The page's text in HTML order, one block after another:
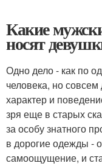
Какие
носят
Одно дело - как по
человека, но совсем
характер и
зря еще в старых
за особу знатного
в дорогие одежды -
самоощущение, и